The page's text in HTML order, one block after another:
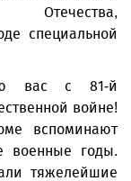
Отечества,
специальной
вас с 81-й
войне!
вспоминают
военные годы.
тяжелейшие